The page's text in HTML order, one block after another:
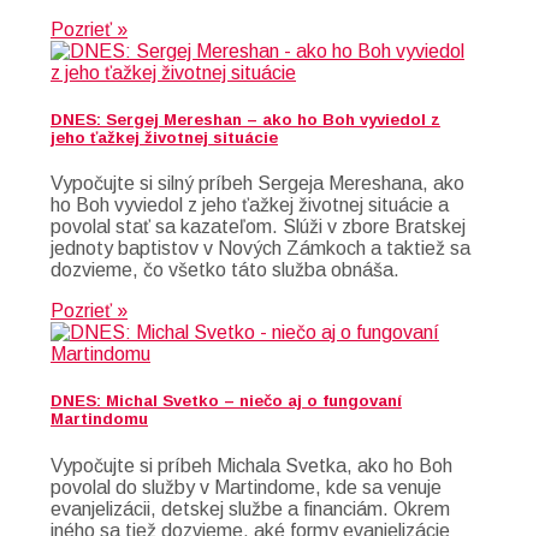
Pozrieť »
DNES: Sergej Mereshan – ako ho Boh vyviedol z
jeho ťažkej životnej situácie
Vypočujte si silný príbeh Sergeja Mereshana, ako
ho Boh vyviedol z jeho ťažkej životnej situácie a
povolal stať sa kazateľom. Slúži v zbore Bratskej
jednoty baptistov v Nových Zámkoch a taktiež sa
dozvieme, čo všetko táto služba obnáša.
Pozrieť »
DNES: Michal Svetko – niečo aj o fungovaní
Martindomu
Vypočujte si príbeh Michala Svetka, ako ho Boh
povolal do služby v Martindome, kde sa venuje
evanjelizácii, detskej službe a financiám. Okrem
iného sa tiež dozvieme, aké formy evanjelizácie